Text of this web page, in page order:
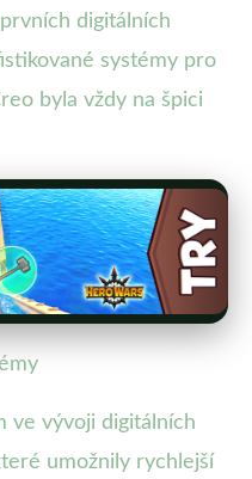
digitálních
systémy pro
byla vždy na špici
ve vývoji digitálních
umožnily rychlejší